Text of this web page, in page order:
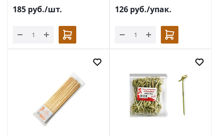
185 руб./шт. 126 руб./упак.